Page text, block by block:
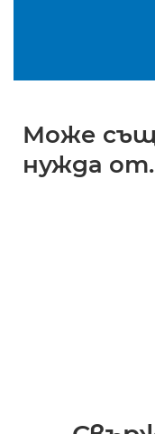
Може
нужда